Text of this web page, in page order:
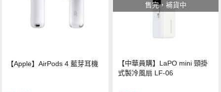
【Apple】AirPods 4 藍芽耳機
售完，補貨中
【中華員購】LaPO mini 頸掛
式製冷風扇 LF-06